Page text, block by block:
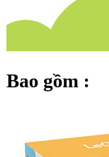
Bao gồm :